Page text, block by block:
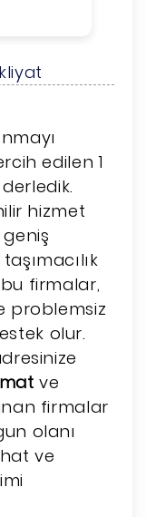
edilen 1
hizmet
geniş
firmalar,
problemsiz
olur.
ve
firmalar
olanı
ve